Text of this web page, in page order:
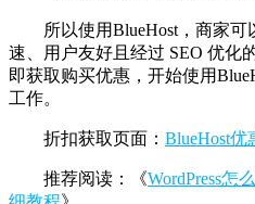
所以使用BlueHost，商家
速、用户友好且经过 SEO 优化
即获取购买优惠，开始使用
工作。
折扣获取页面： BlueHost优
推荐阅读：《WordPress怎